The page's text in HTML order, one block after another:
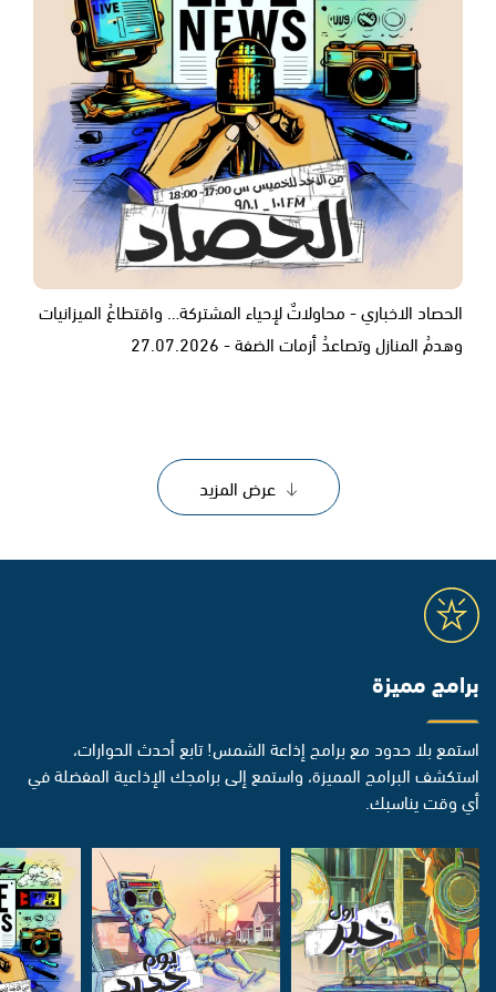
الحصاد الاخباري - محاولاتٌ لإحياء المشتركة… واقتطاعُ الميزانيات
وهدمُ المنازل وتصاعدُ أزمات الضفة - 27.07.2026
عرض المزيد
برامج مميزة
استمع بلا حدود مع برامج إذاعة الشمس! تابع أحدث الحوارات،
استكشف البرامج المميزة، واستمع إلى برامجك الإذاعية المفضلة في
أي وقت يناسبك.